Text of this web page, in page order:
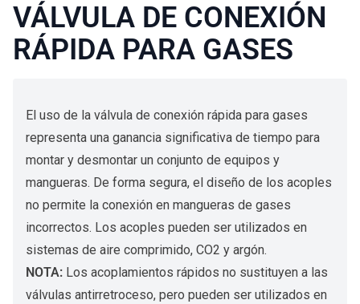
VÁLVULA DE CONEXIÓN
RÁPIDA PARA GASES
El uso de la válvula de conexión rápida para gases
representa una ganancia significativa de tiempo para
montar y desmontar un conjunto de equipos y
mangueras. De forma segura, el diseño de los acoples
no permite la conexión en mangueras de gases
incorrectos. Los acoples pueden ser utilizados en
sistemas de aire comprimido, CO2 y argón.
NOTA: Los acoplamientos rápidos no sustituyen a las
válvulas antirretroceso, pero pueden ser utilizados en